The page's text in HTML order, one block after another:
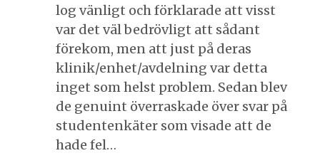
log vänligt och förklarade att visst
var det väl bedrövligt att sådant
förekom, men att just på deras
klinik/enhet/avdelning var detta
inget som helst problem. Sedan blev
de genuint överraskade över svar på
studentenkäter som visade att de
hade fel…